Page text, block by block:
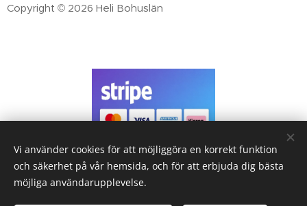
Copyright © 2026 Heli Bohuslän
Handla tryggt med
Betallösningar från Stripe
& Klarna
Vi använder cookies för att möjliggöra en korrekt funktion
och säkerhet på vår hemsida, och för att erbjuda dig bästa
möjliga användarupplevelse.